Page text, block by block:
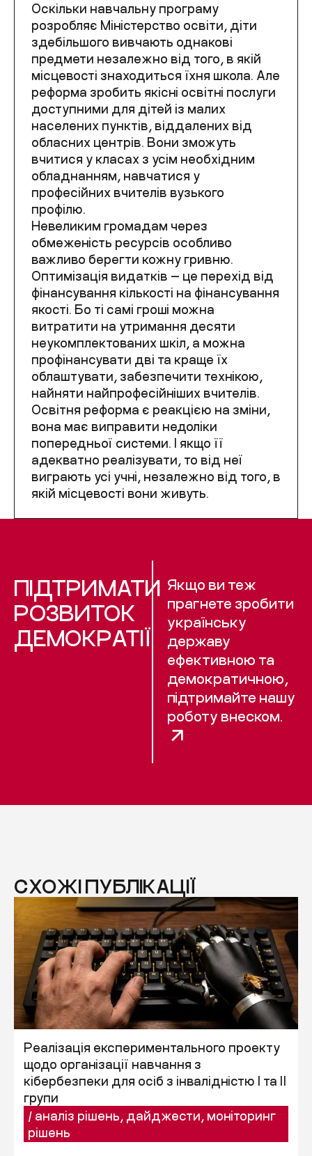
Оскільки навчальну програму
розробляє Міністерство освіти, діти
здебільшого вивчають однакові
предмети незалежно від того, в якій
місцевості знаходиться їхня школа. Але
реформа зробить якісні освітні послуги
доступними для дітей із малих
населених пунктів, віддалених від
обласних центрів. Вони зможуть
вчитися у класах з усім необхідним
обладнанням, навчатися у
професійних вчителів вузького
профілю.
Невеликим громадам через
обмеженість ресурсів особливо
важливо берегти кожну гривню.
Оптимізація видатків — це перехід від
фінансування кількості на фінансування
якості. Бо ті самі гроші можна
витратити на утримання десяти
неукомплектованих шкіл, а можна
профінансувати дві та краще їх
облаштувати, забезпечити технікою,
найняти найпрофесійніших вчителів.
Освітня реформа є реакцією на зміни,
вона має виправити недоліки
попередньої системи. І якщо її
адекватно реалізувати, то від неї
виграють усі учні, незалежно від того, в
якій місцевості вони живуть.
ПІДТРИМАТИ
РОЗВИТОК
ДЕМОКРАТІЇ
Якщо ви теж
прагнете зробити
українську
державу
ефективною та
демократичною,
підтримайте нашу
роботу внеском.
СХОЖІ ПУБЛІКАЦІЇ
Реалізація експериментального проекту
щодо організації навчання з
кібербезпеки для осіб з інвалідністю I та II
групи
/ аналіз рішень, дайджести, моніторинг
рішень